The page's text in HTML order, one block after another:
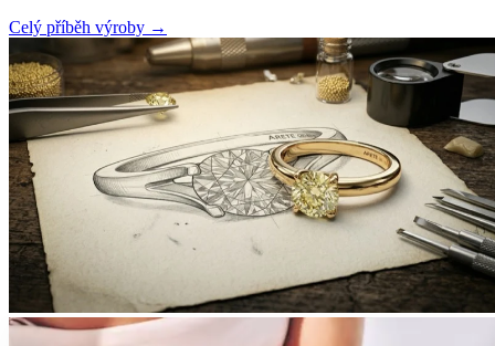
Celý příběh výroby →